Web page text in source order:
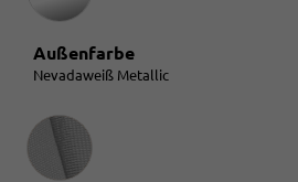
Außenfarbe
Nevadaweiß Metallic
Innenausstattung